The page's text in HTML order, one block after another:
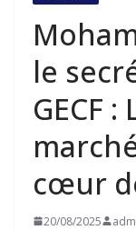
le
GECF
cœur
20/08/2025